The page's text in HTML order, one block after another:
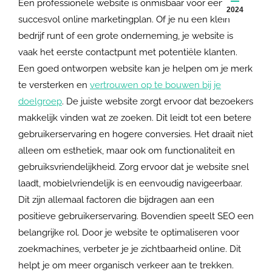
2024
Een professionele website is onmisbaar voor een
succesvol online marketingplan. Of je nu een klein
bedrijf runt of een grote onderneming, je website is
vaak het eerste contactpunt met potentiële klanten.
Een goed ontworpen website kan je helpen om je merk
te versterken en vertrouwen op te bouwen bij je
doelgroep. De juiste website zorgt ervoor dat bezoekers
makkelijk vinden wat ze zoeken. Dit leidt tot een betere
gebruikerservaring en hogere conversies. Het draait niet
alleen om esthetiek, maar ook om functionaliteit en
gebruiksvriendelijkheid. Zorg ervoor dat je website snel
laadt, mobielvriendelijk is en eenvoudig navigeerbaar.
Dit zijn allemaal factoren die bijdragen aan een
positieve gebruikerservaring. Bovendien speelt SEO een
belangrijke rol. Door je website te optimaliseren voor
zoekmachines, verbeter je je zichtbaarheid online. Dit
helpt je om meer organisch verkeer aan te trekken.